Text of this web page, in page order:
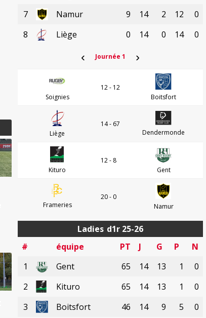
7
Namur 9 14 2 12
0
8
Liège 0 14 0 14 0
‹ Journée 1 ›
Soignies
12 - 12
Boitsfort
Liège
14 - 67
Dendermonde
Kituro
12 - 8
Gent
Frameries
20 - 0
Namur
Ladies d1r 25-26
#
équipe PT J G P
N
1
Gent 65 14 13 1
0
2
Kituro 65 14 13 1
0
3
Boitsfort 46 14 9 5
0